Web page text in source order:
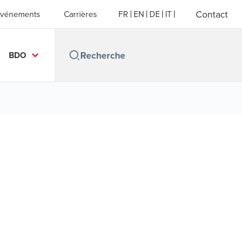
Carrières FR EN DE IT Contact
BDO